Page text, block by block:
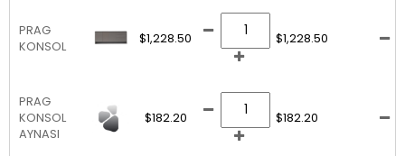
PRAG
KONSOL
$1,228.50 $1,228.50
PRAG
KONSOL
AYNASI
$182.20 $182.20